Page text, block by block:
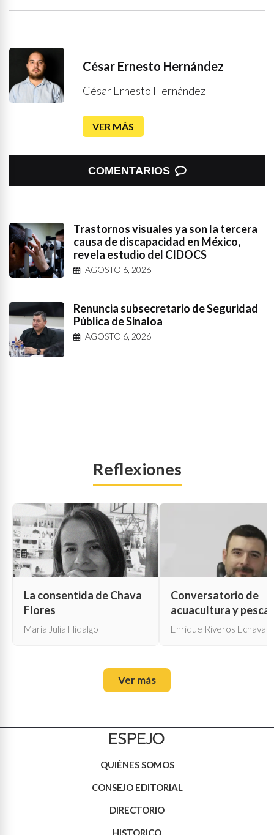
César Ernesto Hernández
César Ernesto Hernández
VER MÁS
COMENTARIOS
Trastornos visuales ya son la tercera
causa de discapacidad en México,
revela estudio del CIDOCS
AGOSTO 6, 2026
Renuncia subsecretario de Seguridad
Pública de Sinaloa
AGOSTO 6, 2026
Reflexiones
La consentida de Chava
Flores
María Julia Hidalgo
Conversatorio de
acuacultura y pesca
Enrique Riveros
Ver más
QUIÉNES SOMOS
CONSEJO EDITORIAL
DIRECTORIO
HISTORICO